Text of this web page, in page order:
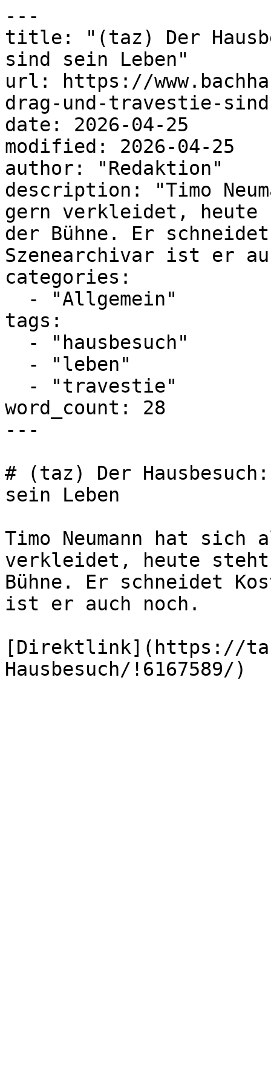
---
title: "(taz) Der
sind sein Leben"
url: https://
drag-und-travestie-
date: 2026-04-25
modified: 2026-04-25
author: "Redaktion"
description: "Timo
gern verkleidet, heute
der Bühne. Er
Szenearchivar ist er
categories:
tags:
word_count: 28
---
# (taz) Der
sein Leben
Timo Neumann hat sich
verkleidet, heute steht
Bühne. Er schneidet
ist er auch noch.
[Direktlink](https://
Hausbesuch/!6167589/)